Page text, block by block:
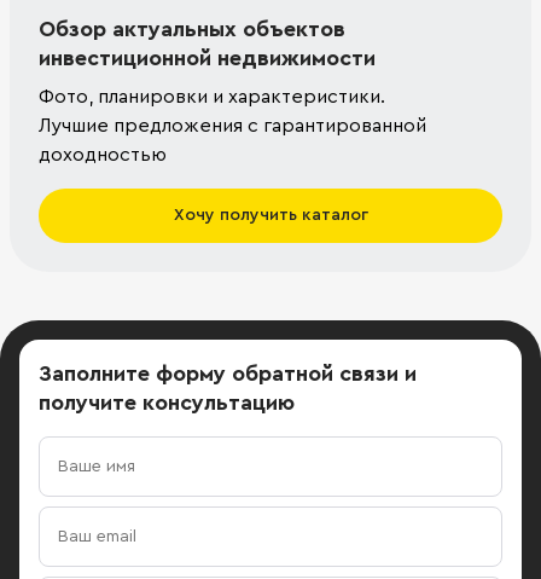
Обзор актуальных объектов
инвестиционной недвижимости
Фото, планировки и характеристики.
Лучшие предложения с гарантированной
доходностью
Хочу получить каталог
Заполните форму обратной связи и
получите консультацию